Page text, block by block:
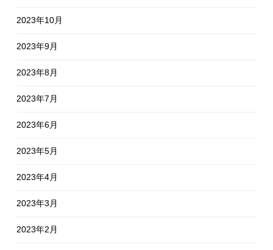
2023年10月
2023年9月
2023年8月
2023年7月
2023年6月
2023年5月
2023年4月
2023年3月
2023年2月